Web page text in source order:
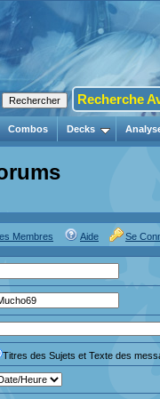
Recherche
Combos Decks
Membres Aide Se
Titres des Sujets et Texte des